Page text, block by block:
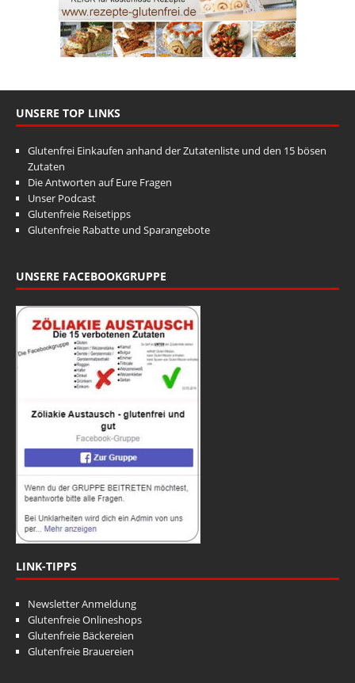
UNSERE TOP LINKS
Glutenfrei Einkaufen anhand der Zutatenliste und den 15 bösen
Zutaten
Die Antworten auf Eure Fragen
Unser Podcast
Glutenfreie Reisetipps
Glutenfreie Rabatte und Sparangebote
UNSERE FACEBOOKGRUPPE
LINK-TIPPS
Newsletter Anmeldung
Glutenfreie Onlineshops
Glutenfreie Bäckereien
Glutenfreie Brauereien